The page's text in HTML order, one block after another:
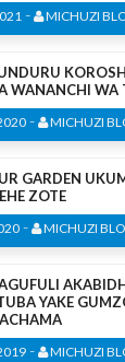
- MICHUZI
WANANCHI WA
- MICHUZI
GARDEN
ZOTE
- MICHUZI
YAKE
- MICHUZI